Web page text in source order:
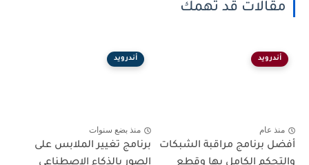
مقالات قد تهمك
أندرويد
منذ عام
أفضل برنامج مراقبة الشبكات
أندرويد
منذ بضع سنوات
برنامج تغيير الملابس على